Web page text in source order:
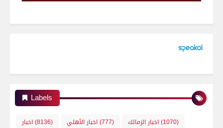
Labels
اخبار(8136) اخبار الأهلي(777) اخبار الزمالك(1070)